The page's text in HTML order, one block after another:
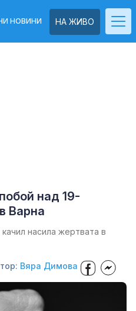
НА ЖИВО
НОВИНИ
над 19-
Варна
насила жертвата в
Вяра Димова